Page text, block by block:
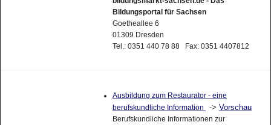
bildungsmarkt-sachsen.de - Das
Bildungsportal für Sachsen
Goetheallee 6
01309 Dresden
Tel.: 0351 440 78 88 Fax: 0351 4407812
Ausbildung zum Restaurator - eine
berufskundliche Information
-> Vorschau